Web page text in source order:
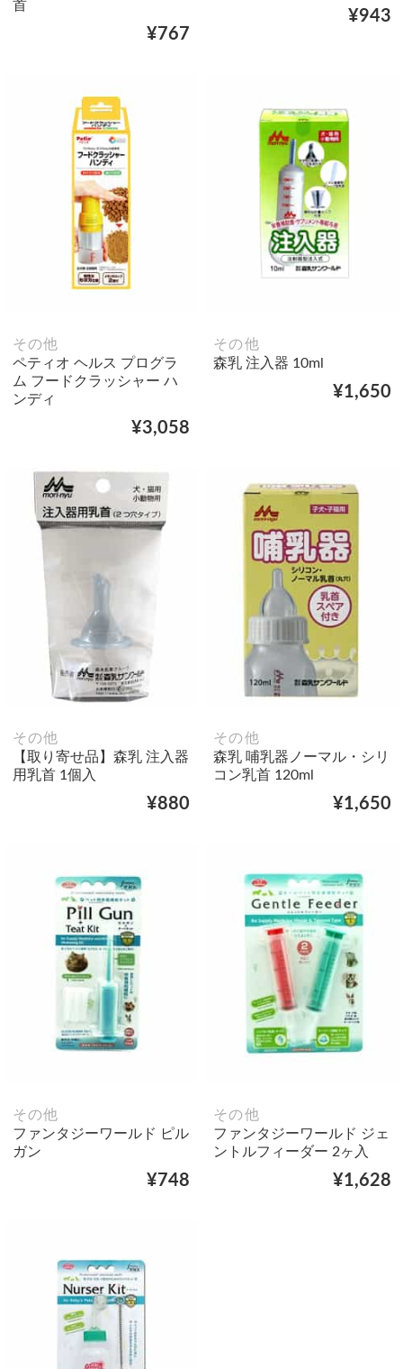
首
¥767
¥943
その他
ペティオ ヘルス プログラ
ム フードクラッシャー ハ
ンディ
¥3,058
その他
森乳 注入器 10ml
¥1,650
その他
【取り寄せ品】森乳 注入器
用乳首 1個入
¥880
その他
森乳 哺乳器ノーマル・シリ
コン乳首 120ml
¥1,650
その他
ファンタジーワールド ピル
ガン
¥748
その他
ファンタジーワールド ジェ
ントルフィーダー 2ヶ入
¥1,628